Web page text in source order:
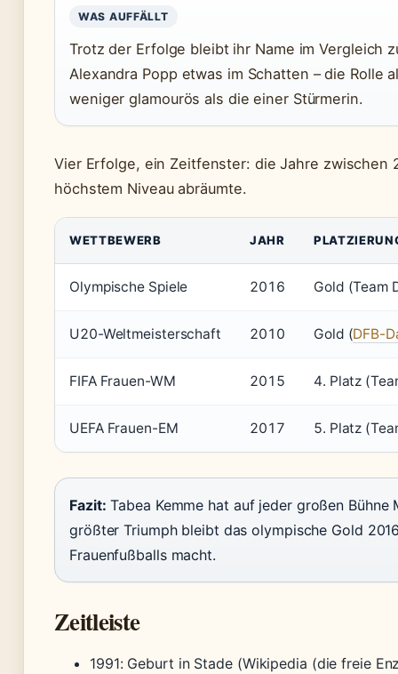
WAS AUFFÄLLT
Trotz der Erfolge bleibt ihr Name im Vergleich
Alexandra Popp etwas im Schatten – die Rolle
weniger glamourös als die einer Stürmerin.
Vier Erfolge, ein Zeitfenster: die Jahre zwischen
höchstem Niveau abräumte.
WETTBEWERB JAHR
Olympische Spiele 2016 Gold (Team
U20-Weltmeisterschaft 2010 Gold (DFB-
FIFA Frauen-WM 2015 4. Platz
UEFA Frauen-EM 2017 5. Platz
Fazit: Tabea Kemme hat auf jeder großen
größter Triumph bleibt das olympische Gold
Frauenfußballs macht.
Zeitleiste
1991: Geburt in Stade (Wikipedia (die freie